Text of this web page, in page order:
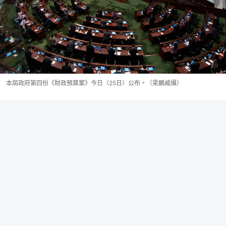
本屆政府第四份《財政預算案》今日（25日）公布。（梁鵬威攝）